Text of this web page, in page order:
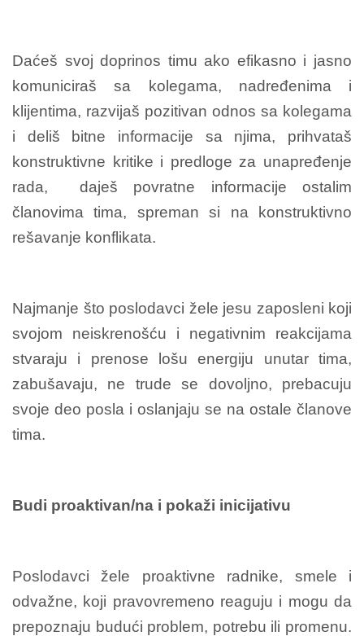
Daćeš svoj doprinos timu ako efikasno i jasno
komuniciraš sa kolegama, nadređenima i
klijentima, razvijaš pozitivan odnos sa kolegama
i deliš bitne informacije sa njima, prihvataš
konstruktivne kritike i predloge za unapređenje
rada, daješ povratne informacije ostalim
članovima tima, spreman si na konstruktivno
rešavanje konflikata.
Najmanje što poslodavci žele jesu zaposleni koji
svojom neiskrenošću i negativnim reakcijama
stvaraju i prenose lošu energiju unutar tima,
zabušavaju, ne trude se dovoljno, prebacuju
svoje deo posla i oslanjaju se na ostale članove
tima.
Budi proaktivan/na i pokaži inicijativu
Poslodavci žele proaktivne radnike, smele i
odvažne, koji pravovremeno reaguju i mogu da
prepoznaju budući problem, potrebu ili promenu.